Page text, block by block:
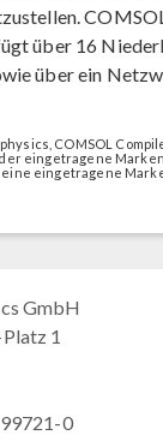
über 16
über ein
COMSOL
eingetragene
eine eingetragene
GmbH
1
0